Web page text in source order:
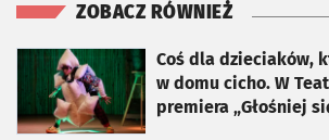
ZOBACZ RÓWNIEŻ
Coś dla dzieciaków,
w domu cicho. W
premiera „Głośniej
otworzy się w nowej karcie